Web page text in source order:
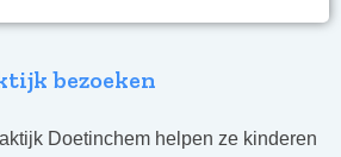
bezoeken
Doetinchem helpen ze kinderen